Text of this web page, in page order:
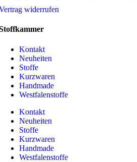
widerrufen
Kontakt
Neuheiten
Stoffe
Kurzwaren
Handmade
Westfalenstoffe
Kontakt
Neuheiten
Stoffe
Kurzwaren
Handmade
Westfalenstoffe